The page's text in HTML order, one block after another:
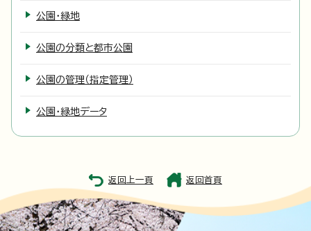
公園・緑地
公園の分類と都市公園
公園の管理（指定管理）
公園・緑地データ
返回上一頁 返回首頁